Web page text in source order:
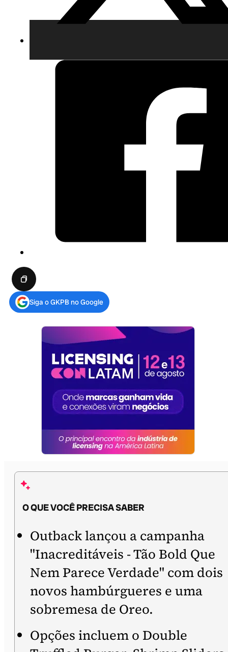
Siga o GKPB no Google
O QUE VOCÊ PRECISA SABER
Outback lançou a campanha
"Inacreditáveis - Tão Bold Que
Nem Parece Verdade" com dois
novos hambúrgueres e uma
sobremesa de Oreo.
Opções incluem o Double